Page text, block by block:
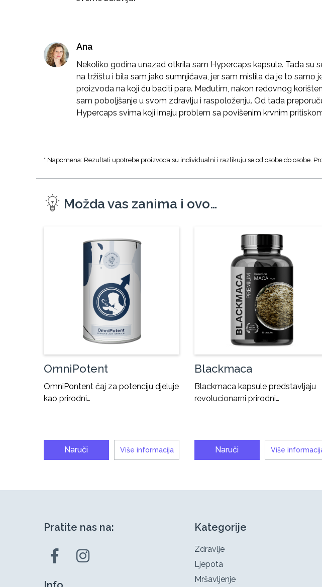
Ana
Nekoliko godina unazad otkrila sam Hypercaps kapsule. Tada su
na tržištu i bila sam jako sumnjičava, jer sam mislila da je to samo
proizvoda na koji ću baciti pare. Međutim, nakon redovnog
sam poboljšanje u svom zdravlju i raspoloženju. Od tada
Hypercaps svima koji imaju problem sa povišenim krvnim
* Napomena: Rezultati upotrebe proizvoda su individualni i razlikuju se od osobe do osobe.
Možda vas zanima i ovo…
OmniPotent
OmniPontent čaj za potenciju djeluje
kao prirodni…
Naruči Više informacija
Blackmaca
Blackmaca kapsule predstavljaju
revolucionarni prirodni…
Naruči Više
Pratite nas na: Kategorije
Zdravlje
Ljepota
Mršavljenje